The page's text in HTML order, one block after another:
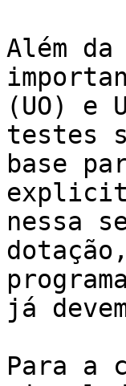
Além
(UO) e
testes
base
nessa
já
Para a